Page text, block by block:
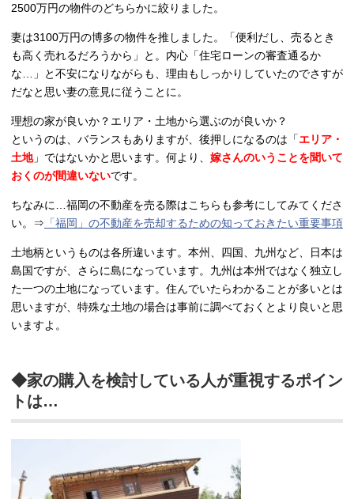
2500万円の物件のどちらかに絞りました。
妻は3100万円の博多の物件を推しました。「便利だし、売るとき
も高く売れるだろうから」と。内心「住宅ローンの審査通るか
な…」と不安になりながらも、理由もしっかりしていたのでさすが
だなと思い妻の意見に従うことに。
理想の家が良いか？エリア・土地から選ぶのが良いか？
というのは、バランスもありますが、後押しになるのは「エリア・
土地」ではないかと思います。何より、 嫁さんのいうことを聞いて
おくのが間違いないです。
ちなみに…福岡の不動産を売る際はこちらも参考にしてみてくださ
い。⇒ 「福岡」の不動産を売却するための知っておきたい重要事項
土地柄というものは各所違います。本州、四国、九州など、日本は
島国ですが、さらに島になっています。九州は本州ではなく独立し
た一つの土地になっています。住んでいたらわかることが多いとは
思いますが、特殊な土地の場合は事前に調べておくとより良いと思
いますよ。
◆家の購入を検討している人が重視するポイン
トは…